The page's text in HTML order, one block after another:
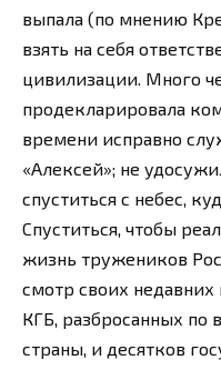
выпала (по мнению
взять на себя
цивилизации. Много
продекларировала
времени исправно
«Алексей»; не
спуститься с небес,
Спуститься, чтобы
жизнь тружеников
смотр своих
КГБ, разбросанных по
страны, и десятков